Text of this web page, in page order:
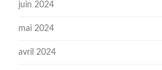
juin 2024
mai 2024
avril 2024